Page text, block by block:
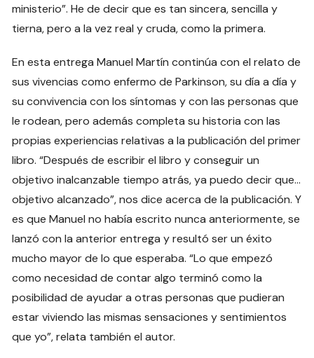
ministerio”. He de decir que es tan sincera, sencilla y
tierna, pero a la vez real y cruda, como la primera.
En esta entrega Manuel Martín continúa con el relato de
sus vivencias como enfermo de Parkinson, su día a día y
su convivencia con los síntomas y con las personas que
le rodean, pero además completa su historia con las
propias experiencias relativas a la publicación del primer
libro. “Después de escribir el libro y conseguir un
objetivo inalcanzable tiempo atrás, ya puedo decir que…
objetivo alcanzado”, nos dice acerca de la publicación. Y
es que Manuel no había escrito nunca anteriormente, se
lanzó con la anterior entrega y resultó ser un éxito
mucho mayor de lo que esperaba. “Lo que empezó
como necesidad de contar algo terminó como la
posibilidad de ayudar a otras personas que pudieran
estar viviendo las mismas sensaciones y sentimientos
que yo”, relata también el autor.